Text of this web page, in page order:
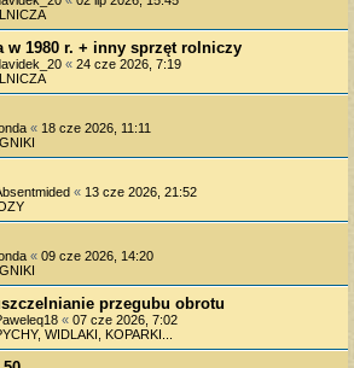
w 1980 r. + inny sprzęt rolniczy
« 24 cze 2026, 7:19
« 18 cze 2026, 11:11
« 13 cze 2026, 21:52
« 09 cze 2026, 14:20
przegubu obrotu
« 07 cze 2026, 7:02
WIDLAKI, KOPARKI...